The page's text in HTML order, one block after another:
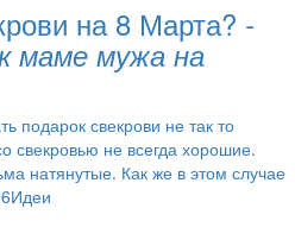
на 8 Марта? -
маме мужа на
подарок свекрови не так то
свекровью не всегда хорошие.
натянутые. Как же в этом случае